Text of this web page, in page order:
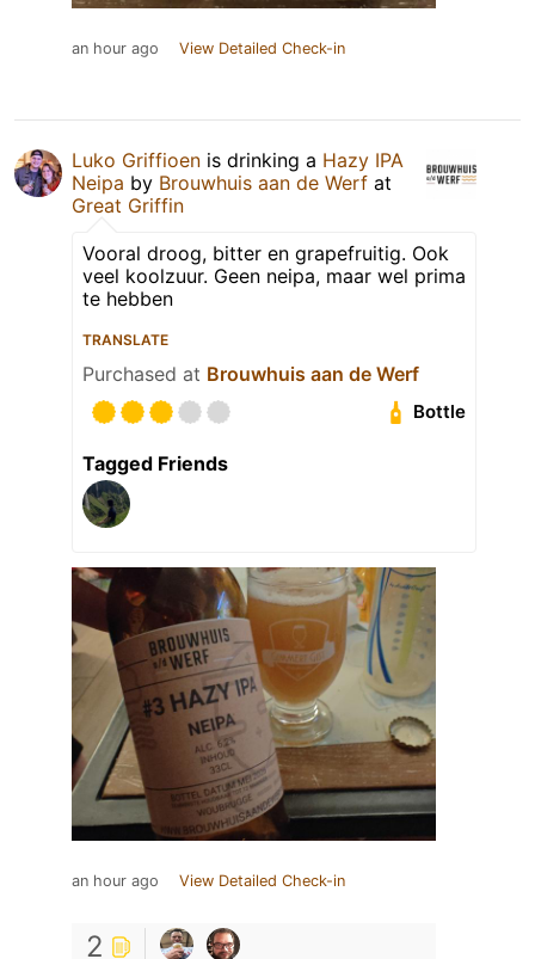
an hour ago View Detailed Check-in
Luko Griffioen is drinking a Hazy IPA
Neipa by Brouwhuis aan de Werf at
Great Griffin
Vooral droog, bitter en grapefruitig. Ook
veel koolzuur. Geen neipa, maar wel prima
te hebben
TRANSLATE
Purchased at Brouwhuis aan de Werf
Bottle
Tagged Friends
an hour ago View Detailed Check-in
2